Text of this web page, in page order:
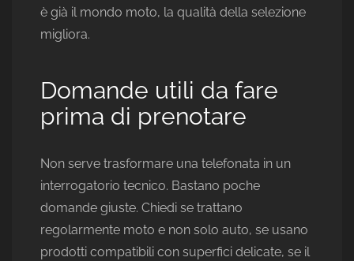
è già il mondo moto, la qualità della selezione
migliora.
Domande utili da fare
prima di prenotare
Non serve trasformare una telefonata in un
interrogatorio tecnico. Bastano poche
domande giuste. Chiedi se trattano
regolarmente moto e non solo auto, se usano
prodotti compatibili con superfici delicate, se il